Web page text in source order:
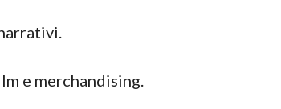
e merchandising.